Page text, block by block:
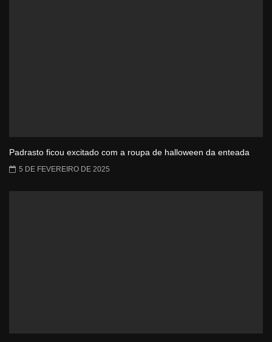
Padrasto ficou excitado com a roupa de halloween da enteada
5 DE FEVEREIRO DE 2025